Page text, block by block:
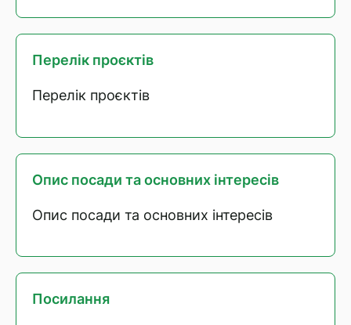
Перелік проєктів
Перелік проєктів
Опис посади та основних інтересів
Опис посади та основних інтересів
Посилання